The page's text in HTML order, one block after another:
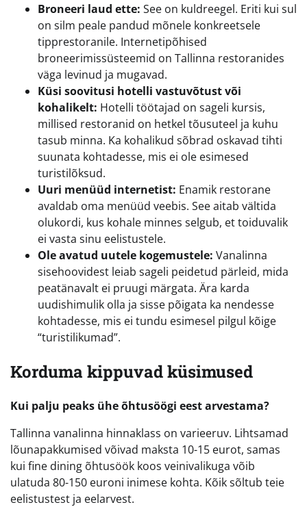
Broneeri laud ette: See on kuldreegel. Eriti kui sul
on silm peale pandud mõnele konkreetsele
tipprestoranile. Internetipõhised
broneerimissüsteemid on Tallinna restoranides
väga levinud ja mugavad.
Küsi soovitusi hotelli vastuvõtust või
kohalikelt: Hotelli töötajad on sageli kursis,
millised restoranid on hetkel tõusuteel ja kuhu
tasub minna. Ka kohalikud sõbrad oskavad tihti
suunata kohtadesse, mis ei ole esimesed
turistilõksud.
Uuri menüüd internetist: Enamik restorane
avaldab oma menüüd veebis. See aitab vältida
olukordi, kus kohale minnes selgub, et toiduvalik
ei vasta sinu eelistustele.
Ole avatud uutele kogemustele: Vanalinna
sisehoovidest leiab sageli peidetud pärleid, mida
peatänavalt ei pruugi märgata. Ära karda
uudishimulik olla ja sisse põigata ka nendesse
kohtadesse, mis ei tundu esimesel pilgul kõige
“turistilikumad”.
Korduma kippuvad küsimused
Kui palju peaks ühe õhtusöögi eest arvestama?
Tallinna vanalinna hinnaklass on varieeruv. Lihtsamad
lõunapakkumised võivad maksta 10-15 eurot, samas
kui fine dining õhtusöök koos veinivalikuga võib
ulatuda 80-150 euroni inimese kohta. Kõik sõltub teie
eelistustest ja eelarvest.